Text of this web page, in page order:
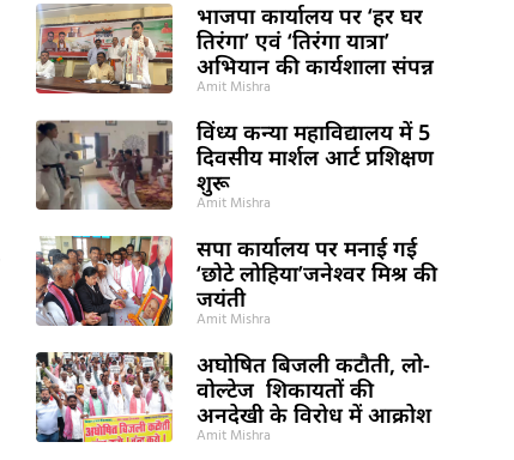
भाजपा कार्यालय पर ‘हर घर
तिरंगा’ एवं ‘तिरंगा यात्रा’
अभियान की कार्यशाला संपन्न
Amit Mishra
विंध्य कन्या महाविद्यालय में 5
दिवसीय मार्शल आर्ट प्रशिक्षण
शुरू
Amit Mishra
सपा कार्यालय पर मनाई गई
‘छोटे लोहिया’जनेश्वर मिश्र की
जयंती
Amit Mishra
अघोषित बिजली कटौती, लो-
वोल्टेज शिकायतों की
अनदेखी के विरोध में आक्रोश
Amit Mishra